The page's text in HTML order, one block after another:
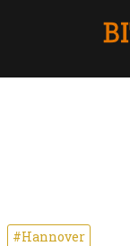
#Hannover